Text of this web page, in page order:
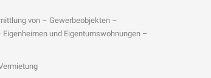
von – Gewerbeobjekten –
Eigenheimen und Eigentumswohnungen –